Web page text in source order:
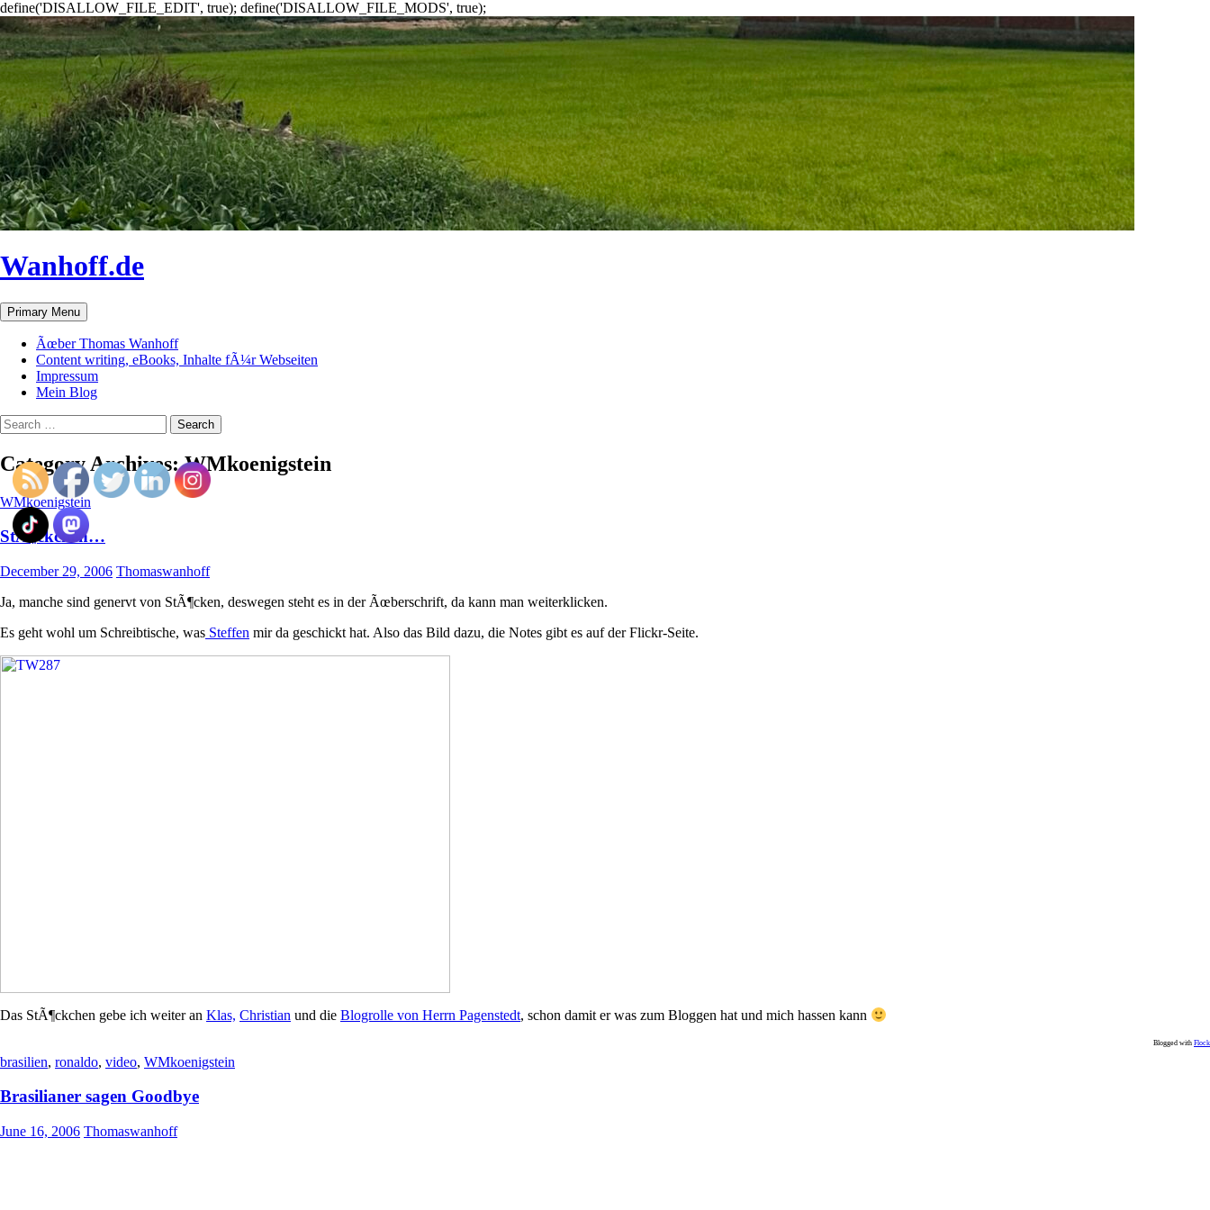
define('DISALLOW_FILE_EDIT', true); define('DISALLOW_FILE_MODS', true);
Wanhoff.de
Search
Primary Menu Skip
to
content
Ãœber Thomas Wanhoff
Content writing, eBooks, Inhalte fÃ¼r Webseiten
Impressum
Mein Blog
Search
for:
Category Archives: WMkoenigstein
WMkoenigstein
StÃ¶ckchen…
December 29, 2006 Thomaswanhoff
Ja, manche sind genervt von StÃ¶cken, deswegen steht es in der Ãœberschrift, da kann man weiterklicken.
Es geht wohl um Schreibtische, was Steffen mir da geschickt hat. Also das Bild dazu, die Notes gibt es auf der Flickr-Seite.
Das StÃ¶ckchen gebe ich weiter an Klas, Christian und die Blogrolle von Herrn Pagenstedt, schon damit er was zum Bloggen hat und mich hassen kann
Blogged with Flock
brasilien, ronaldo, video, WMkoenigstein
Brasilianer sagen Goodbye
June 16, 2006 Thomaswanhoff